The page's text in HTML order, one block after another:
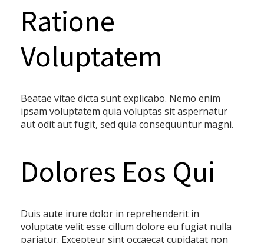
Ratione
Voluptatem
Beatae vitae dicta sunt explicabo. Nemo enim
ipsam voluptatem quia voluptas sit aspernatur
aut odit aut fugit, sed quia consequuntur magni.
Dolores Eos Qui
Duis aute irure dolor in reprehenderit in
voluptate velit esse cillum dolore eu fugiat nulla
pariatur. Excepteur sint occaecat cupidatat non